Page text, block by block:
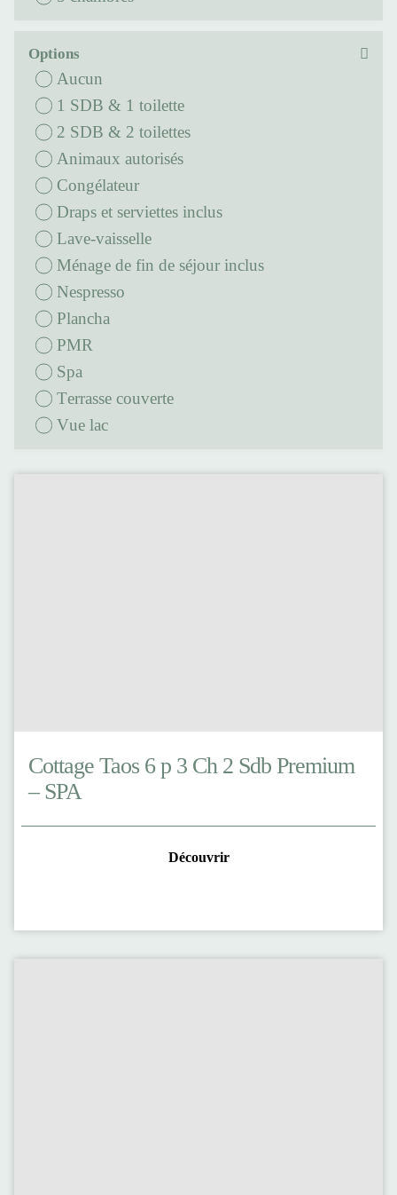
Options
Aucun
1 SDB & 1 toilette
2 SDB & 2 toilettes
Animaux autorisés
Congélateur
Draps et serviettes inclus
Lave-vaisselle
Ménage de fin de séjour inclus
Nespresso
Plancha
PMR
Spa
terrasse couverte
Vue lac
Cottage Taos 6 p 3 Ch 2 Sdb Premium
– SPA
Découvrir